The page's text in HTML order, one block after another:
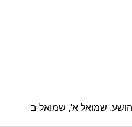
שמואל א', שמואל ב'